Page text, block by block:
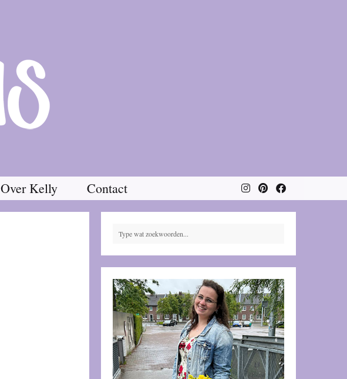
Over Kelly Contact